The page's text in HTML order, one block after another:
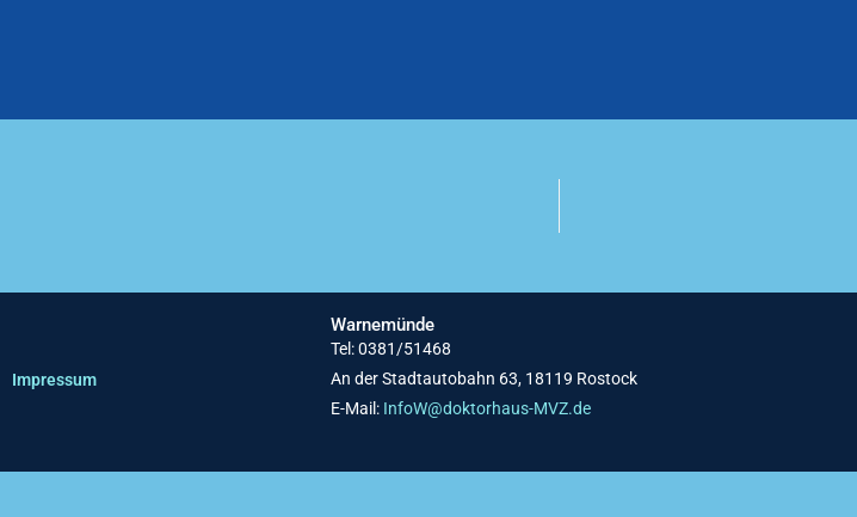
Impressum
Warnemünde
Tel: 0381/51468
An der Stadtautobahn 63, 18119 Rostock
E-Mail:InfoW@doktorhaus-MVZ.de